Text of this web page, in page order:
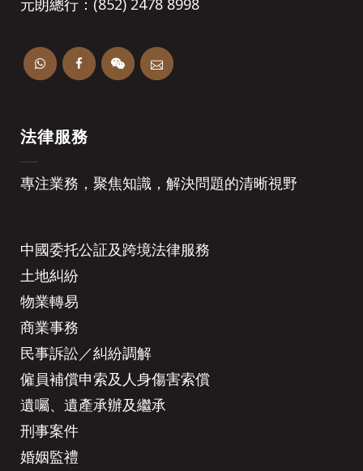
法律服務
專注業務，聚焦知識，解決問題的清晰視野
中國委托公証及跨境法律服務
土地糾紛
物業轉易
商業事務
民事訴訟／糾紛調解
僱員補償申索及人身傷害索償
遺囑、遺產承辦及繼承
刑事案件
婚姻監禮